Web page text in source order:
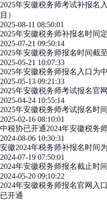
2025年安徽税务师考试补报名
目）
2025-08-11 08:50:01
2025年安徽税务师补报名时间
2025-07-21 09:50:14
2025年安徽税务师报名时间截
2025-05-21 10:07:33
2025年安徽税务师报名入口为
2025-05-13 09:21:33
2025年安徽税务师考试报名官
2025-04-24 10:55:14
2025年安徽税务师考试报名时
2025-02-16 08:10:01
中税协已开通2024年安徽税务
2024-08-06 10:30:31
安徽2024年税务师补报名时间
2024-07-19 07:50:01
2024年安徽税务师报名截止时
2024-05-20 09:10:22
2024年安徽税务师报名官网入
已开通